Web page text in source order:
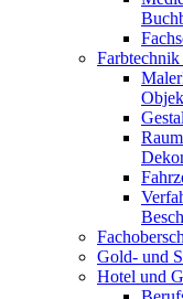
Gold- und
Hotel und